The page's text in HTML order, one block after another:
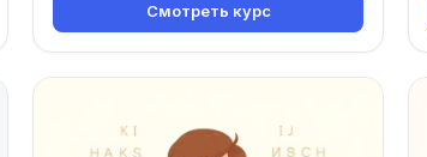
Смотреть курс